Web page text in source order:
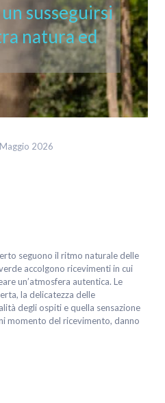
susseguirsi
natura ed
2026
seguono il ritmo naturale delle
accolgono ricevimenti in cui
un’atmosfera autentica. Le
la delicatezza delle
degli ospiti e quella sensazione
momento del ricevimento, danno